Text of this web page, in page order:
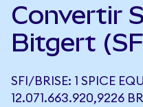
Convertir
Bitgert
SFI/BRISE: 1 SPICE
12.071.663.920,9226